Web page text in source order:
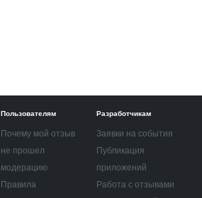
Пользователям
Почему мой отзыв
не прошел
модерацию
Правила
Разработчикам
Заявки на события
Публикация
приложений
Работа с отзывами